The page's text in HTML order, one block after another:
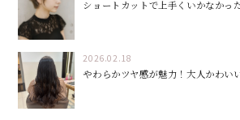
ショートカットで上手くいかなかっ
2026.02.18
やわらかツヤ感が魅力！大人かわい